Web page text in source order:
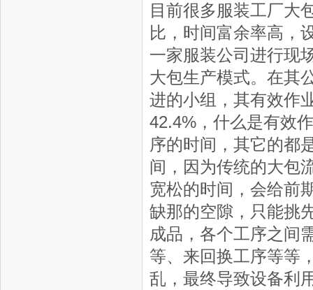
目前很多服装工厂大
比，时间富余率高，
一家服装公司进行现
大包生产模式。在其
进的小组，其有效作
42.4%，什么是有效
序的时间，其它的都
间，因为传统的大包
宽松的时间，会给前
缺那的空隙，只能挑
成品，各个工序之间
等、来回换工序等等
乱，最终导致设备利